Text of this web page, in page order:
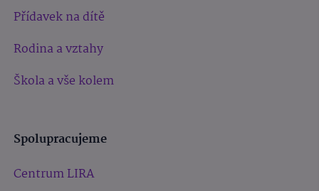
Přídavek na dítě
Rodina a vztahy
Škola a vše kolem
Spolupracujeme
Centrum LIRA